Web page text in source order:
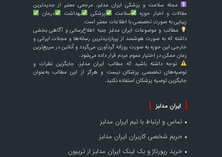
مجله سلامت و پزشکی ایران مدلبز، مرجعی معتبر از جدیدترین
مقالات و اخبار حوزه
سلامت پزشکی بهداشت
درمان
زیبایی به صورت تخصصی با اطلاعات معتبر است.
مطالب و موضوعات ایران مدلبز جنبه اطلاع‌رسانی و آگاهی بخشی
داشته که به صورت هوشمند از پربازدیدترین رسانه‌ها و مجلات ایرانی و
خارجی این حوزه به صورت روزانه گردآوری می‌گردد و آنلاین در سریع‌ترین
زمان ممکن در اختیار عموم مردم قرار داده می‌شود.
توجه داشته باشید که مطالب ایران مدلبز، جایگزین نظرات و
توصیه‌های تخصصی پزشکان نیست و هرگز از این مطالب به‌عنوان
جایگزین توصیه پزشکان استفاده نکنید.
ایران مدلبز
تماس و ارتباط با تیم ایران مدلبز
حریم شخصی کاربران ایران مدلبز
خرید رپورتاژ و بک لینک ایران مدلبز از تریبون